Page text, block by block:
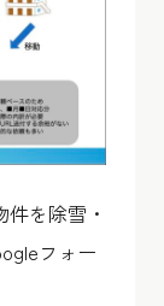
を除雪・
フォー